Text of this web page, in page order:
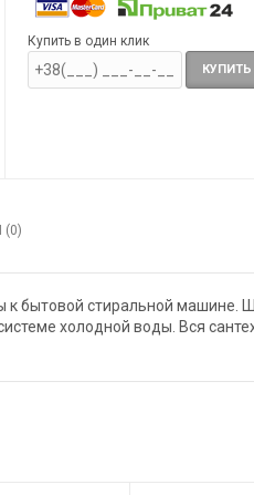
Купить в один клик
КУПИТЬ
бытовой стиральной машине.
холодной воды. Вся